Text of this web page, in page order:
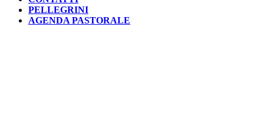
PELLEGRINI
AGENDA PASTORALE